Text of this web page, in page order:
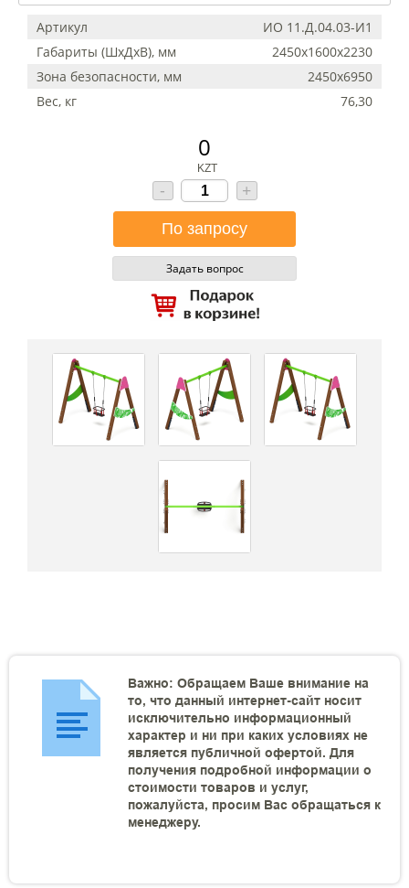
Артикул
ИО 11.Д.04.03-И1
Габариты (ШхДхВ), мм
2450x1600x2230
Зона безопасности, мм
2450х6950
Вес, кг
76,30
0
KZT
- +
Задать вопрос
Важно: Обращаем Ваше внимание на
то, что данный интернет-сайт носит
исключительно информационный
характер и ни при каких условиях не
является публичной офертой. Для
получения подробной информации о
стоимости товаров и услуг,
пожалуйста, просим Вас обращаться к
менеджеру.